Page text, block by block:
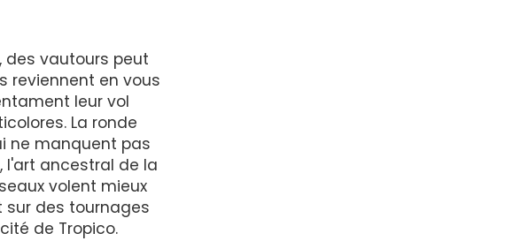
des vautours peut
reviennent en vous
leur vol
La ronde
ne manquent pas
l'art ancestral de la
volent mieux
sur des tournages
de Tropico.